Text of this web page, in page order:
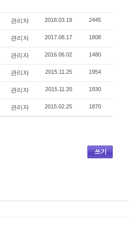
관리자 2018.03.19 2445
관리자 2017.08.17 1808
관리자 2016.06.02 1480
관리자 2015.11.25 1954
관리자 2015.11.20 1930
관리자 2015.02.25 1870
쓰기